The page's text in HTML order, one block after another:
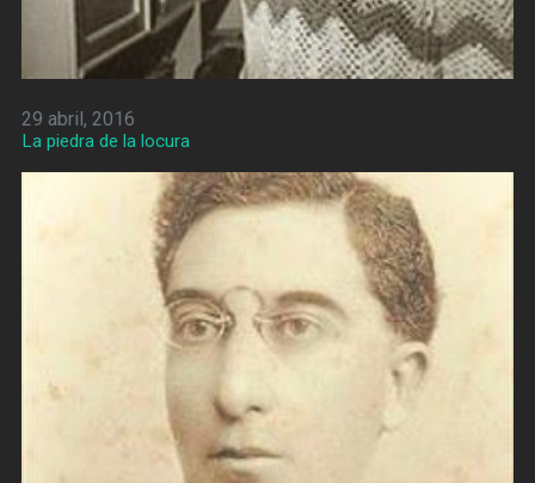
29 abril, 2016
La piedra de la locura